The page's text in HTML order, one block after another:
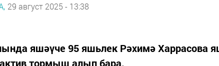
29 август 2025 - 13:38
яшәүче 95 яшьлек Рәхимә Харрасова
тормыш алып бара.